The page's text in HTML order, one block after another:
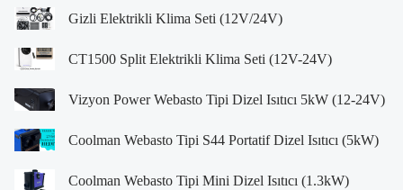
Gizli Elektrikli Klima Seti (12V/24V)
CT1500 Split Elektrikli Klima Seti (12V-24V)
Vizyon Power Webasto Tipi Dizel Isıtıcı 5kW (12-24V)
Coolman Webasto Tipi S44 Portatif Dizel Isıtıcı (5kW)
Coolman Webasto Tipi Mini Dizel Isıtıcı (1.3kW)